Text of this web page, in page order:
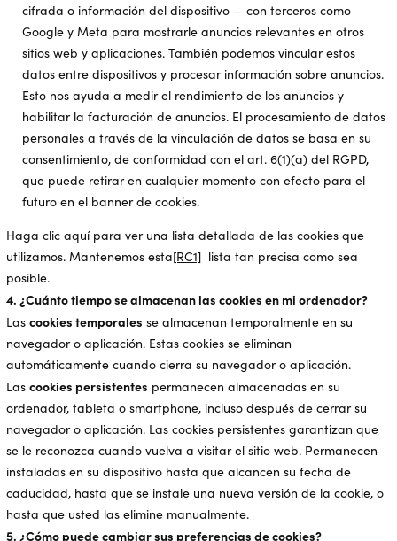
cifrada o información del dispositivo — con terceros como
Google y Meta para mostrarle anuncios relevantes en otros
sitios web y aplicaciones. También podemos vincular estos
datos entre dispositivos y procesar información sobre anuncios.
Esto nos ayuda a medir el rendimiento de los anuncios y
habilitar la facturación de anuncios. El procesamiento de datos
personales a través de la vinculación de datos se basa en su
consentimiento, de conformidad con el art. 6(1)(a) del RGPD,
que puede retirar en cualquier momento con efecto para el
futuro en el banner de cookies.
Haga clic aquí para ver una lista detallada de las cookies que
utilizamos. Mantenemos esta[RC1] lista tan precisa como sea
posible.
4. ¿Cuánto tiempo se almacenan las cookies en mi ordenador?
Las cookies temporales se almacenan temporalmente en su
navegador o aplicación. Estas cookies se eliminan
automáticamente cuando cierra su navegador o aplicación.
Las cookies persistentes permanecen almacenadas en su
ordenador, tableta o smartphone, incluso después de cerrar su
navegador o aplicación. Las cookies persistentes garantizan que
se le reconozca cuando vuelva a visitar el sitio web. Permanecen
instaladas en su dispositivo hasta que alcancen su fecha de
caducidad, hasta que se instale una nueva versión de la cookie, o
hasta que usted las elimine manualmente.
5. ¿Cómo puede cambiar sus preferencias de cookies?